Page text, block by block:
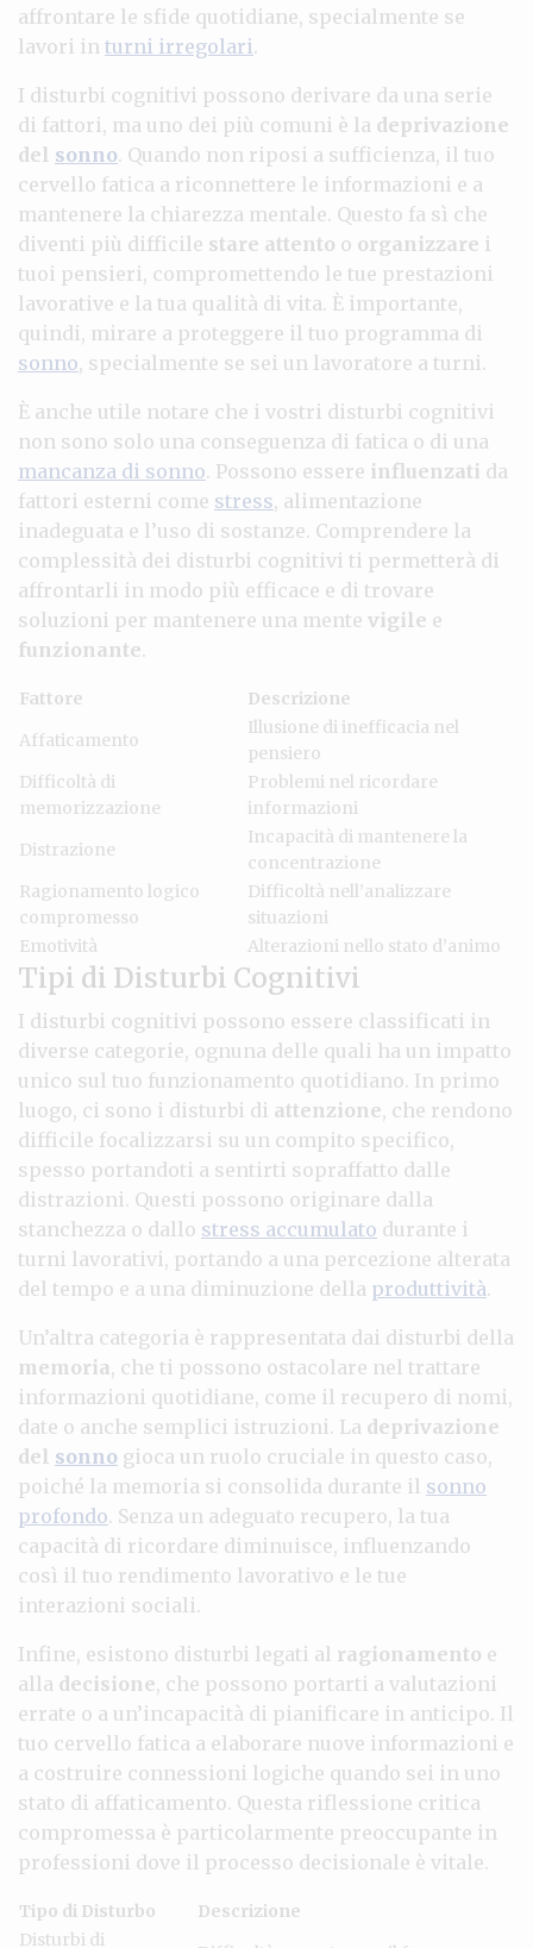
affrontare le sfide quotidiane, specialmente se
lavori in turni irregolari.
I disturbi cognitivi possono derivare da una serie
di fattori, ma uno dei più comuni è la deprivazione
del sonno. Quando non riposi a sufficienza, il tuo
cervello fatica a riconnettere le informazioni e a
mantenere la chiarezza mentale. Questo fa sì che
diventi più difficile stare attento o organizzare i
tuoi pensieri, compromettendo le tue prestazioni
lavorative e la tua qualità di vita. È importante,
quindi, mirare a proteggere il tuo programma di
sonno, specialmente se sei un lavoratore a turni.
È anche utile notare che i vostri disturbi cognitivi
non sono solo una conseguenza di fatica o di una
mancanza di sonno. Possono essere influenzati da
fattori esterni come stress, alimentazione
inadeguata e l’uso di sostanze. Comprendere la
complessità dei disturbi cognitivi ti permetterà di
affrontarli in modo più efficace e di trovare
soluzioni per mantenere una mente vigile e
funzionante.
Fattore
Descrizione
Affaticamento
Illusione di inefficacia nel
pensiero
Difficoltà di
memorizzazione
Problemi nel ricordare
informazioni
Distrazione
Incapacità di mantenere la
concentrazione
Ragionamento logico
compromesso
Difficoltà nell’analizzare
situazioni
Emotività
Alterazioni nello stato d’animo
Tipi di Disturbi Cognitivi
I disturbi cognitivi possono essere classificati in
diverse categorie, ognuna delle quali ha un impatto
unico sul tuo funzionamento quotidiano. In primo
luogo, ci sono i disturbi di attenzione, che rendono
difficile focalizzarsi su un compito specifico,
spesso portandoti a sentirti sopraffatto dalle
distrazioni. Questi possono originare dalla
stanchezza o dallo stress accumulato durante i
turni lavorativi, portando a una percezione alterata
del tempo e a una diminuzione della produttività.
Un’altra categoria è rappresentata dai disturbi della
memoria, che ti possono ostacolare nel trattare
informazioni quotidiane, come il recupero di nomi,
date o anche semplici istruzioni. La deprivazione
del sonno gioca un ruolo cruciale in questo caso,
poiché la memoria si consolida durante il sonno
profondo. Senza un adeguato recupero, la tua
capacità di ricordare diminuisce, influenzando
così il tuo rendimento lavorativo e le tue
interazioni sociali.
Infine, esistono disturbi legati al ragionamento e
alla decisione, che possono portarti a valutazioni
errate o a un’incapacità di pianificare in anticipo. Il
tuo cervello fatica a elaborare nuove informazioni e
a costruire connessioni logiche quando sei in uno
stato di affaticamento. Questa riflessione critica
compromessa è particolarmente preoccupante in
professioni dove il processo decisionale è vitale.
Tipo di Disturbo
Descrizione
Disturbi di